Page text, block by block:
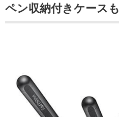
ペン収納付きケースも